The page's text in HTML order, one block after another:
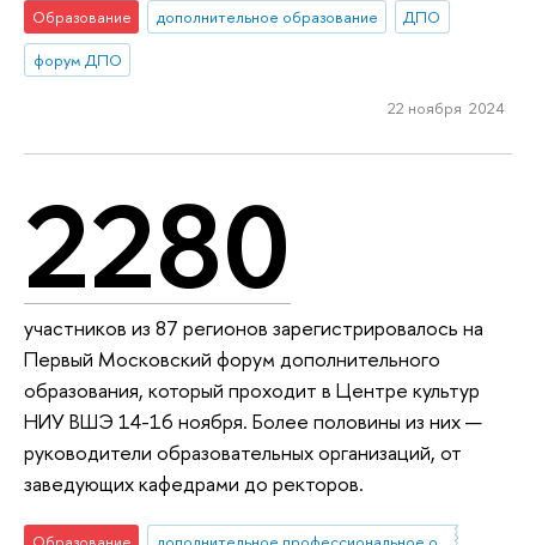
Образование дополнительное образование
ДПО
форум ДПО
22 ноября 2024
2280
участников из 87 регионов зарегистрировалось на
Первый Московский форум дополнительного
образования, который проходит в Центре культур
НИУ ВШЭ 14-16 ноября. Более половины из них —
руководители образовательных организаций, от
заведующих кафедрами до ректоров.